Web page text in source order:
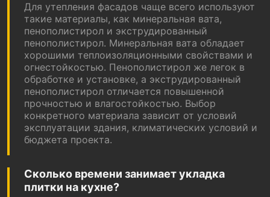
Для утепления фасадов чаще всего используют
такие материалы, как минеральная вата,
пенополистирол и экструдированный
пенополистирол. Минеральная вата обладает
хорошими теплоизоляционными свойствами и
огнестойкостью. Пенополистирол же легок в
обработке и установке, а экструдированный
пенополистирол отличается повышенной
прочностью и влагостойкостью. Выбор
конкретного материала зависит от условий
эксплуатации здания, климатических условий и
бюджета проекта.
Сколько времени занимает укладка
плитки на кухне?